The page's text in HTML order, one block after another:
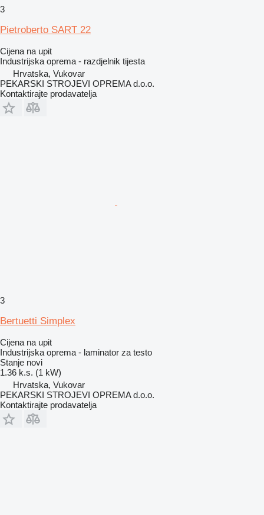
3
Pietroberto SART 22
Cijena na upit
Industrijska oprema - razdjelnik tijesta
Hrvatska, Vukovar
PEKARSKI STROJEVI OPREMA d.o.o.
Kontaktirajte prodavatelja
3
Bertuetti Simplex
Cijena na upit
Industrijska oprema - laminator za testo
Stanje novi
1.36 k.s. (1 kW)
Hrvatska, Vukovar
PEKARSKI STROJEVI OPREMA d.o.o.
Kontaktirajte prodavatelja